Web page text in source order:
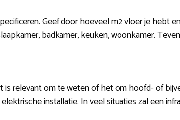
Geef door hoeveel m2 vloer je hebt
badkamer, keuken, woonkamer.
is relevant om te weten of het om hoofd- of
installatie. In veel situaties zal een